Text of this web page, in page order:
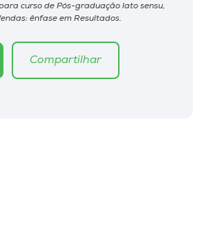
curso de Pós-graduação lato sensu,
ênfase em Resultados.
Compartilhar